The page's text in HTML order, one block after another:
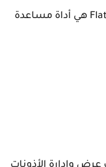
إذا كنت تستخدم Flatpak ، فأنت تعلم أن إدارة هذه الأذونات يمكن أن تكون صعبة. Flatseal هي أداة مساعدة